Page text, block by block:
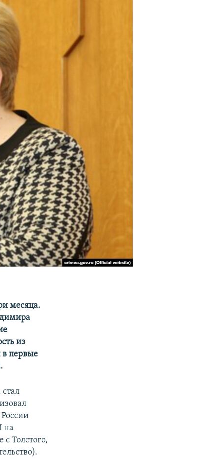
месяца.
из
первые
стал
на
Толстого,